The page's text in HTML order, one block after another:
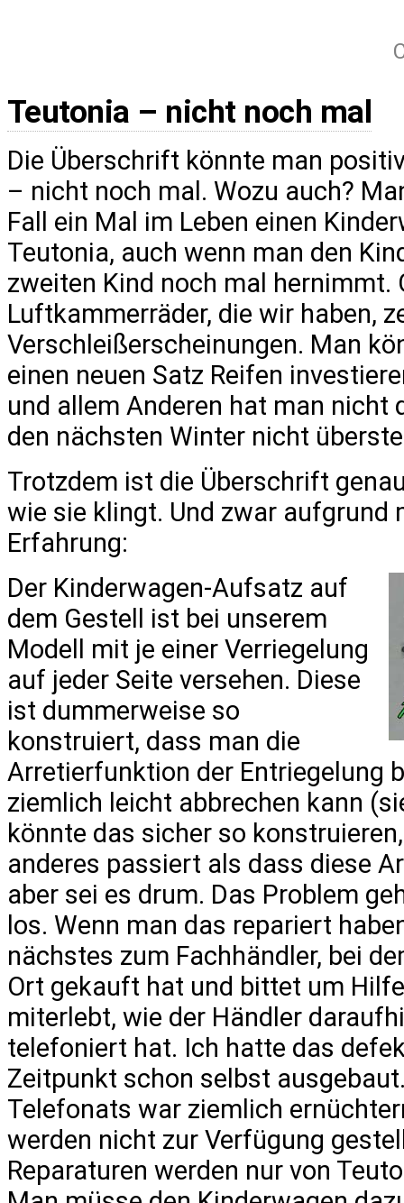
Teutonia – nicht noch mal
Die Überschrift könnte man
– nicht noch mal. Wozu auch?
Fall ein Mal im Leben einen
Teutonia, auch wenn man den
zweiten Kind noch mal hernimmt.
Luftkammerräder, die wir haben,
Verschleißerscheinungen. Man
einen neuen Satz Reifen
und allem Anderen hat man nicht
den nächsten Winter nicht
Trotzdem ist die Überschrift
wie sie klingt. Und zwar aufgrund
Erfahrung:
Der Kinderwagen-Aufsatz auf
dem Gestell ist bei unserem
Modell mit je einer Verriegelung
auf jeder Seite versehen. Diese
ist dummerweise so
konstruiert, dass man die
Arretierfunktion der Entriegelung
ziemlich leicht abbrechen kann
könnte das sicher so
anderes passiert als dass diese
aber sei es drum. Das Problem
los. Wenn man das repariert
nächstes zum Fachhändler, bei
Ort gekauft hat und bittet um
miterlebt, wie der Händler
telefoniert hat. Ich hatte das
Zeitpunkt schon selbst
Telefonats war ziemlich
werden nicht zur Verfügung
Reparaturen werden nur von